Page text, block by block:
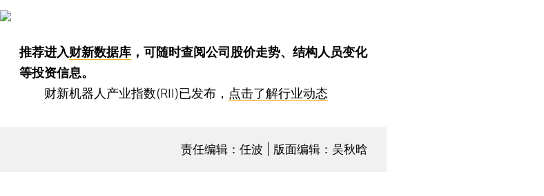
推荐进入财新数据库 ，可随时查阅公司股价走势、结构人员变化
等投资信息。
财新机器人产业指数(RII)已发布， 点击了解行业动态
责任编辑：任波 | 版面编辑：吴秋晗